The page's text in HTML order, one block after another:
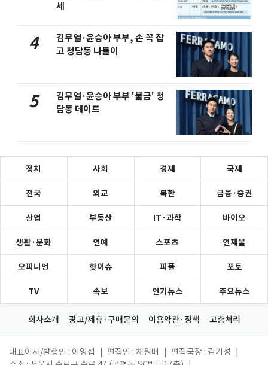
세
4
김무열·윤승아 부부, 손 꼭 잡
고 청담동 나들이
5
김무열·윤승아 부부 '불금' 청
담동 데이트
정치 사회 경제 국제
전국 외교 북한 금융·증권
산업 부동산 IT·과학 바이오
생활·문화 연예 스포츠 연재물
오피니언 핫이슈 피플 포토
TV 속보 인기뉴스 주요뉴스
회사소개 광고/제휴·구매문의 이용약관·정책 고충처리
대표이사/발행인 : 이영섭 편집인 : 채원배 편집국장 : 김기성